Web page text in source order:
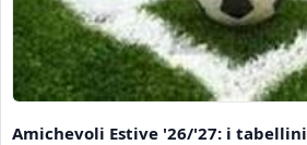
Amichevoli Estive '26/'27: i tabellini